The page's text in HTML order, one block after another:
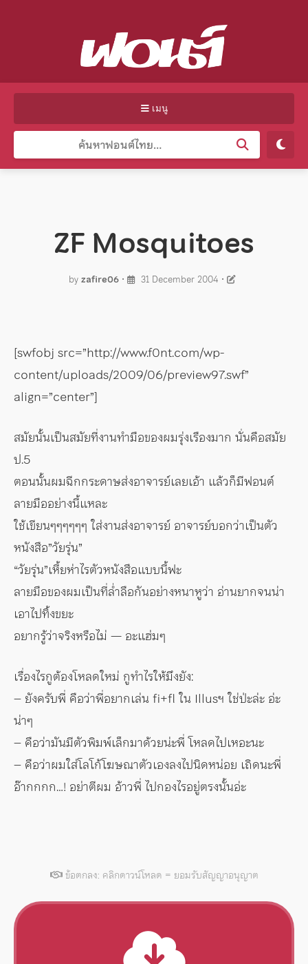
เมนู
ZF Mosquitoes
byzafire06 • 31 December 2004 •
[swfobj src=”http://www.f0nt.com/wp-
content/uploads/2009/06/preview97.swf”
align=”center”]
สมัยนั้นเป็นสมัยที่งานทำมือของผมรุ่งเรืองมาก นั่นคือสมัย
ป.5
ตอนนั้นผมฉีกกระดาษส่งอาจารย์เลยเอ้า แล้วก็มีฟอนต์
ลายมืออย่างนี้แหละ
ใช้เขียนๆๆๆๆๆๆ ใส่งานส่งอาจารย์ อาจารย์บอกว่าเป็นตัว
หนังสือ”วัยรุ่น”
“วัยรุ่น”เหี้ยห่าไรตัวหนังสือแบบนี้ฟะ
ลายมือของผมเป็นที่ล่ำลือกันอย่างหนาหูว่า อ่านยากจนน่า
เอาไปทิ้งขยะ
อยากรู้ว่าจริงหรือไม่ — อะแฮ่มๆ
เรื่องไรกูต้องโหลดใหม่ กูทำไรให้มึงยัง:
– ยังครับพี่ คือว่าพี่อยากเล่น fi+fl ใน Illusฯ ใช่ป่ะล่ะ อ่ะ
น่าๆ
– คือว่ามันมีตัวพิมพ์เล็กมาด้วยน่ะพี่ โหลดไปเหอะนะ
– คือว่าผมใส่โลโก้โฆษณาตัวเองลงไปนิดหน่อย เถิดนะพี่
อ๊ากกกก…! อย่าตีผม อ้าวพี่ ไปกองไรอยู่ตรงนั้นอ่ะ
ข้อตกลง: คลิกดาวน์โหลด = ยอมรับสัญญาอนุญาต